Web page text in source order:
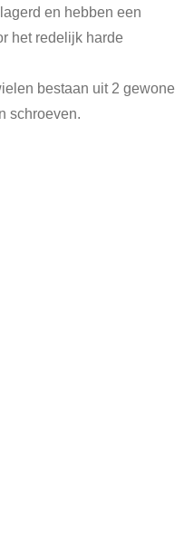
en hebben een
het redelijk harde
bestaan uit 2 gewone
schroeven.